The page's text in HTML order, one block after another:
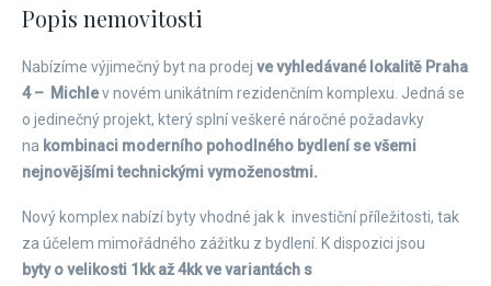
Popis nemovitosti
Nabízíme výjimečný byt na prodej ve vyhledávané lokalitě Praha
4 – Michlev novém unikátním rezidenčním komplexu. Jedná se
o jedinečný projekt, který splní veškeré náročné požadavky
na kombinaci moderního pohodlného bydlení se všemi
nejnovějšími technickými vymoženostmi.
Nový komplex nabízí byty vhodné jak k investiční příležitosti, tak
za účelem mimořádného zážitku z bydlení. K dispozici jsou
byty o velikosti 1kk až 4kk ve variantách s